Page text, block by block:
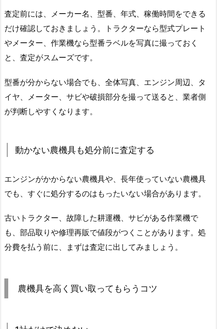
査定前には、メーカー名、型番、年式、稼働時間をできる
だけ確認しておきましょう。トラクターなら型式プレート
やメーター、作業機なら型番ラベルを写真に撮っておく
と、査定がスムーズです。
型番が分からない場合でも、全体写真、エンジン周辺、タ
イヤ、メーター、サビや破損部分を撮って送ると、業者側
が判断しやすくなります。
動かない農機具も処分前に査定する
エンジンがかからない農機具や、長年使っていない農機具
でも、すぐに処分するのはもったいない場合があります。
古いトラクター、故障した耕運機、サビがある作業機で
も、部品取りや修理再販で値段がつくことがあります。処
分費を払う前に、まずは査定に出してみましょう。
農機具を高く買い取ってもらうコツ